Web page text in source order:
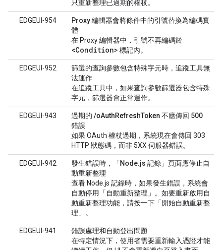
只重新整理已過期的權杖。
EDGEUI-954
Proxy 編輯器會將條件中的引號替換為編碼實
體
在 Proxy 編輯器中，引號不再編碼於
<Condition> 標記內。
EDGEUI-952
篩選的查詢參數包含特殊字元時，追蹤工具無
法運作
在追蹤工具中，如果查詢參數篩選器包含特殊
字元，篩選器會正常運作。
EDGEUI-943
過期的 /oAuthRefreshToken 不應傳回 500
錯誤
如果 OAuth 權杖過期，系統現在會傳回 303
HTTP 狀態碼，而非 5XX 伺服器錯誤。
EDGEUI-942
發生錯誤時，「Node.js 記錄」頁面應停止自
動重新整理
查看 Node.js 記錄時，如果發生錯誤，系統會
自動停用「自動重新整理」。如要重新啟用自
動重新整理功能，請按一下「開始自動重新整
理」。
EDGEUI-941
錯誤處理和自動登出問題
在特定情況下，使用者需要重新輸入憑證才能